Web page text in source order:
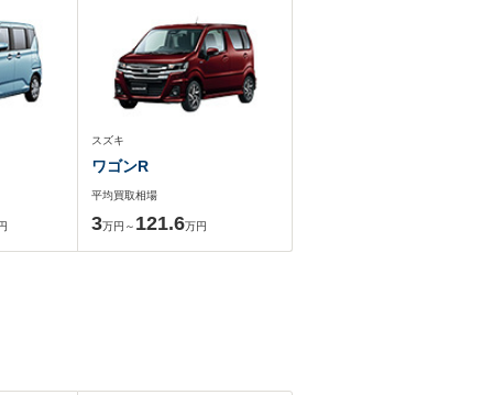
スズキ
ワゴンR
平均買取相場
3万円～ 121.6万円